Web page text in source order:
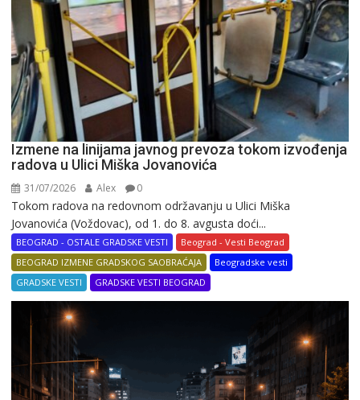
Izmene na linijama javnog prevoza tokom izvođenja
radova u Ulici Miška Jovanovića
31/07/2026 Alex 0
Tokom radova na redovnom održavanju u Ulici Miška
Jovanovića (Voždovac), od 1. do 8. avgusta doći...
BEOGRAD - OSTALE GRADSKE VESTI
Beograd - Vesti Beograd
BEOGRAD IZMENE GRADSKOG SAOBRAĆAJA
Beogradske vesti
GRADSKE VESTI
GRADSKE VESTI BEOGRAD